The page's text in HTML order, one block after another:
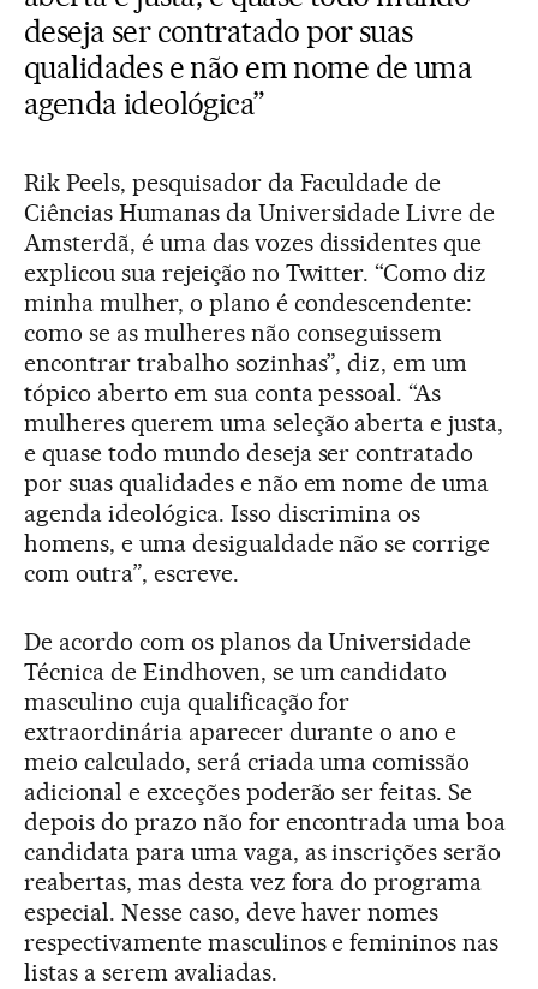
deseja ser contratado por suas
qualidades e não em nome de uma
agenda ideológica”
Rik Peels, pesquisador da Faculdade de
Ciências Humanas da Universidade Livre de
Amsterdã, é uma das vozes dissidentes que
explicou sua rejeição no Twitter. “Como diz
minha mulher, o plano é condescendente:
como se as mulheres não conseguissem
encontrar trabalho sozinhas”, diz, em um
tópico aberto em sua conta pessoal. “As
mulheres querem uma seleção aberta e justa,
e quase todo mundo deseja ser contratado
por suas qualidades e não em nome de uma
agenda ideológica. Isso discrimina os
homens, e uma desigualdade não se corrige
com outra”, escreve.
De acordo com os planos da Universidade
Técnica de Eindhoven, se um candidato
masculino cuja qualificação for
extraordinária aparecer durante o ano e
meio calculado, será criada uma comissão
adicional e exceções poderão ser feitas. Se
depois do prazo não for encontrada uma boa
candidata para uma vaga, as inscrições serão
reabertas, mas desta vez fora do programa
especial. Nesse caso, deve haver nomes
respectivamente masculinos e femininos nas
listas a serem avaliadas.